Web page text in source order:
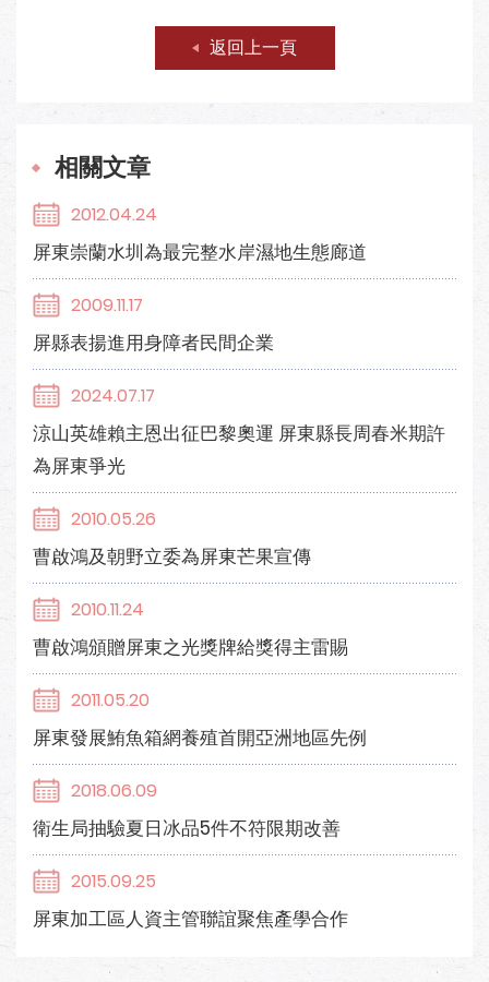
返回上一頁
相關文章
2012.04.24
屏東崇蘭水圳為最完整水岸濕地生態廊道
2009.11.17
屏縣表揚進用身障者民間企業
2024.07.17
涼山英雄賴主恩出征巴黎奧運 屏東縣長周春米期許
為屏東爭光
2010.05.26
曹啟鴻及朝野立委為屏東芒果宣傳
2010.11.24
曹啟鴻頒贈屏東之光獎牌給獎得主雷賜
2011.05.20
屏東發展鮪魚箱網養殖首開亞洲地區先例
2018.06.09
衛生局抽驗夏日冰品5件不符限期改善
2015.09.25
屏東加工區人資主管聯誼聚焦產學合作